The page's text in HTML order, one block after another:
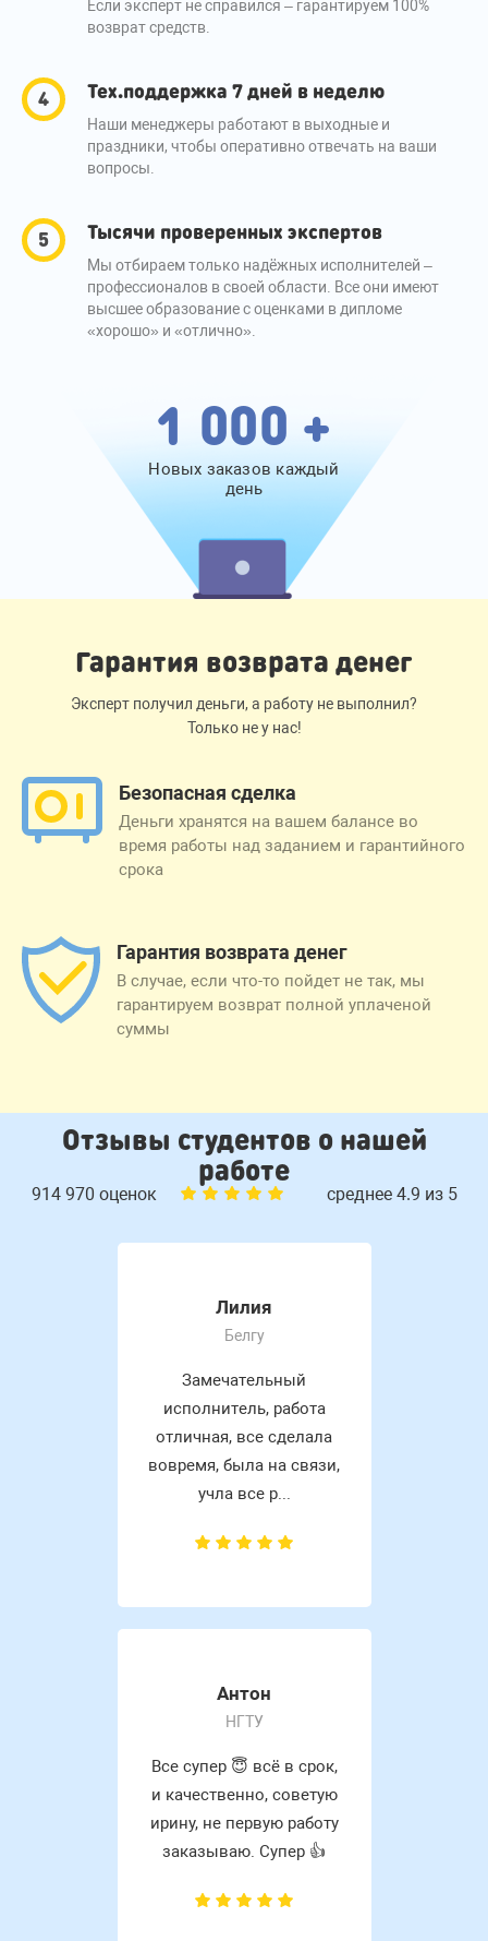
Если эксперт не справился – гарантируем 100%
возврат средств.
Тех.поддержка 7 дней в неделю
Наши менеджеры работают в выходные и
праздники, чтобы оперативно отвечать на ваши
вопросы.
Тысячи проверенных экспертов
Мы отбираем только надёжных исполнителей –
профессионалов в своей области. Все они имеют
высшее образование с оценками в дипломе
«хорошо» и «отлично».
1 000 +
Новых заказов каждый
день
Гарантия возврата денег
Эксперт получил деньги, а работу не выполнил?
Только не у нас!
Безопасная сделка
Деньги хранятся на вашем балансе во
время работы над заданием и гарантийного
срока
Гарантия возврата денег
В случае, если что-то пойдет не так, мы
гарантируем возврат полной уплаченой
суммы
Отзывы студентов о нашей
работе
914 970 оценок среднее 4.9 из 5
Лилия
Белгу
Замечательный
исполнитель, работа
отличная, все сделала
вовремя, была на связи,
учла все р...
Антон
НГТУ
Все супер 😇 всё в срок,
и качественно, советую
ирину, не первую работу
заказываю. Супер 👍